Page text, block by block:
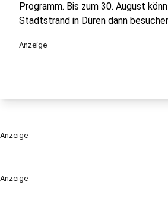
Anzeige
Programm. Bis zum 30. August
Stadtstrand in Düren dann
Anzeige
Anzeige